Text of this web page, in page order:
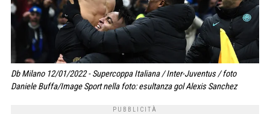
Db Milano 12/01/2022 - Supercoppa Italiana / Inter-Juventus / foto
Daniele Buffa/Image Sport nella foto: esultanza gol Alexis Sanchez